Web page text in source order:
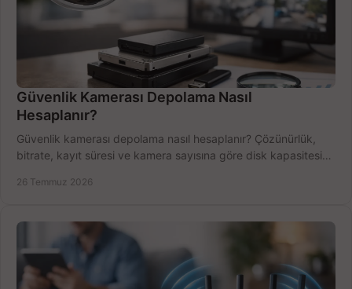
Güvenlik Kamerası Depolama Nasıl
Hesaplanır?
Güvenlik kamerası depolama nasıl hesaplanır? Çözünürlük,
bitrate, kayıt süresi ve kamera sayısına göre disk kapasitesini
26 Temmuz 2026